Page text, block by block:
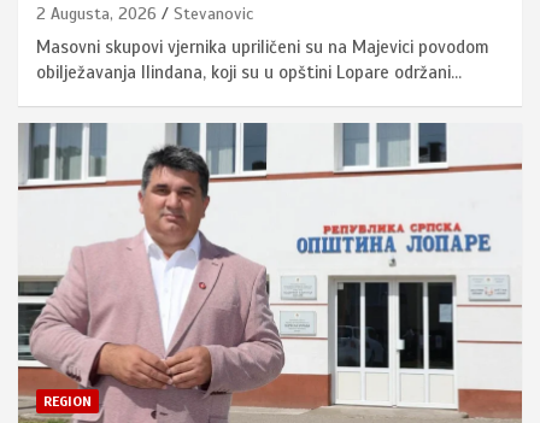
2 Augusta, 2026 Stevanovic
Masovni skupovi vjernika upriličeni su na Majevici povodom
obilježavanja Ilindana, koji su u opštini Lopare održani…
REGION